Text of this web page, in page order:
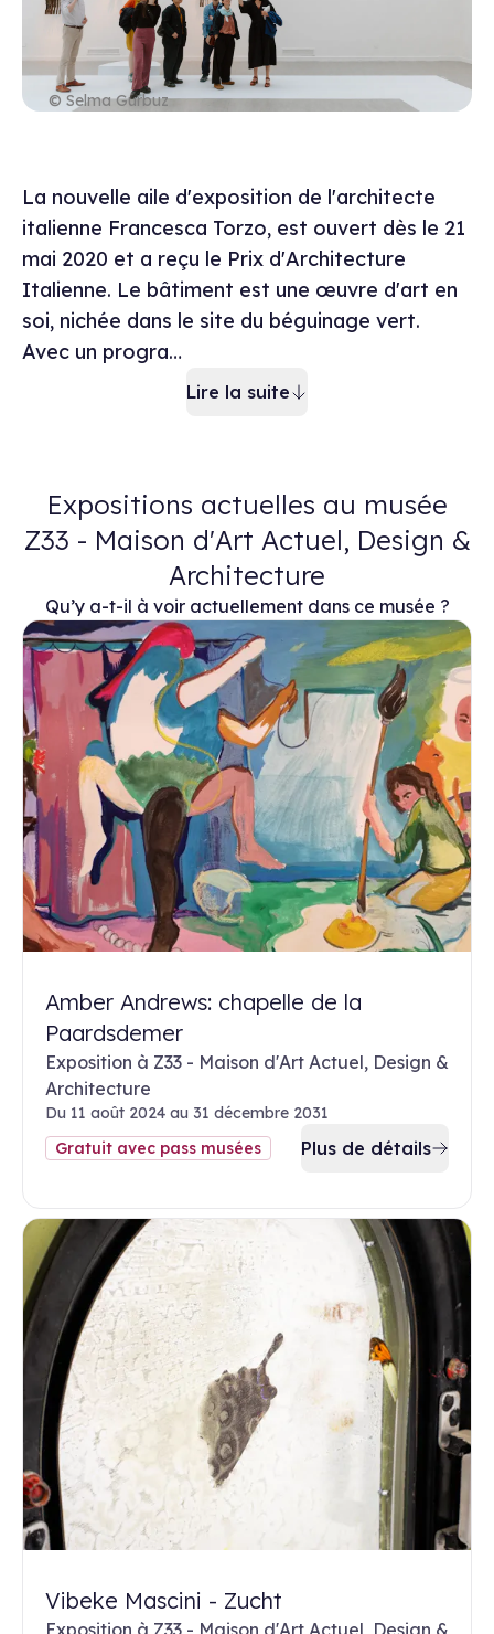
© Selma Gurbuz
Description du
La nouvelle aile d'exposition de l'architecte
italienne Francesca Torzo, est ouvert dès le 21
mai 2020 et a reçu le Prix d'Architecture
Italienne. Le bâtiment est une œuvre d'art en
soi, nichée dans le site du béguinage vert.
Avec un progra…
Lire la suite
Expositions actuelles au musée
Z33 - Maison d'Art Actuel, Design &
Architecture
Qu’y a-t-il à voir actuellement dans ce musée ?
Amber Andrews: chapelle de la
Paardsdemer
Exposition à Z33 - Maison d'Art Actuel, Design &
Architecture
Du 11 août 2024 au 31 décembre 2031
Gratuit avec pass musées
Plus de détails
Vibeke Mascini - Zucht
Exposition à Z33 - Maison d'Art Actuel, Design &